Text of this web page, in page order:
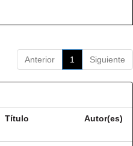
Anterior 1 Siguiente
Título Autor(es)